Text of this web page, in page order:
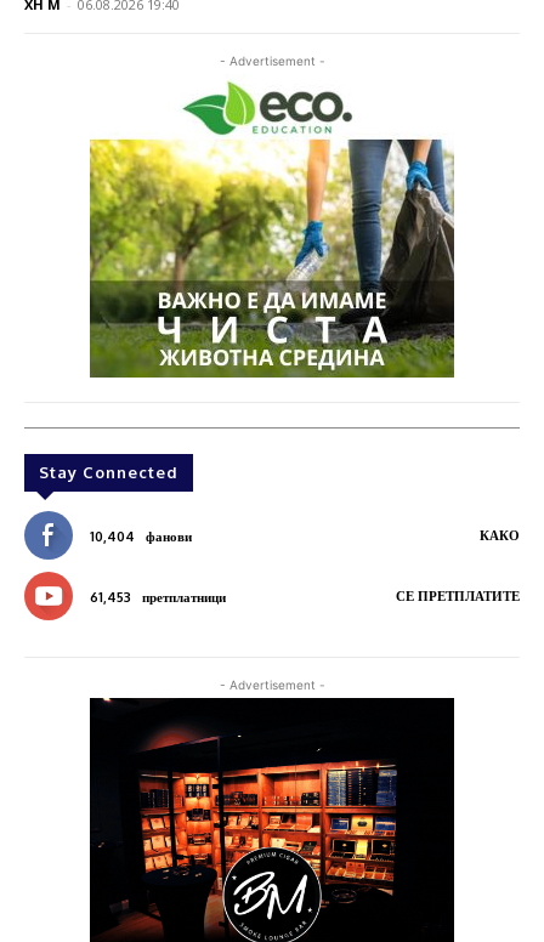
XH M - 06.08.2026 19:40
- Advertisement -
Stay Connected
10,404 фанови КАКО
61,453 претплатници СЕ ПРЕТПЛАТИТЕ
- Advertisement -